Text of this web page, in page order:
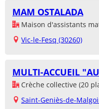
MAM OSTALADA
Maison d'assistants
Vic-le-Fesq (30260)
MULTI-ACCUEIL
Crèche collective (20
Saint-Geniès-de-